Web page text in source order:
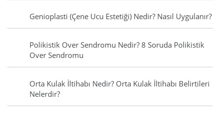
Genioplasti (Çene Ucu Estetiği) Nedir? Nasıl Uygulanır?
Polikistik Over Sendromu Nedir? 8 Soruda Polikistik
Over Sendromu
Orta Kulak İltihabı Nedir? Orta Kulak İltihabı Belirtileri
Nelerdir?